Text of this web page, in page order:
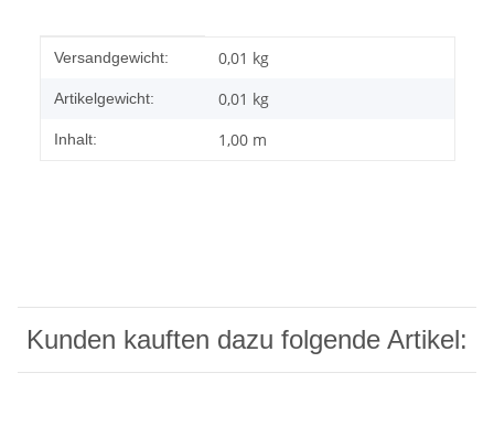
Produkteigenschaft
Wert
Versandgewicht: 0,01 kg
Artikelgewicht: 0,01 kg
Inhalt: 1,00 m
Kunden kauften dazu folgende Artikel: